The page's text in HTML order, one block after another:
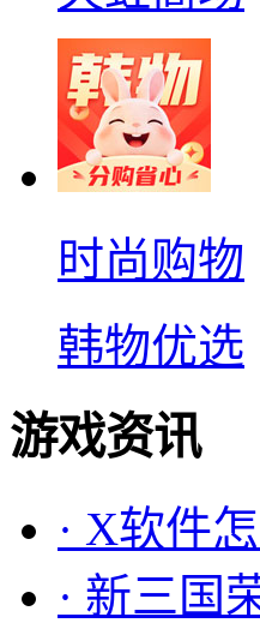
时尚购物
韩物优选
游戏资讯
· X软件
· 新三国